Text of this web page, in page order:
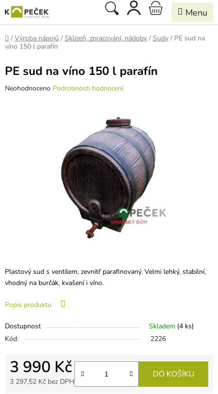
na
obsah
Hledat
NÁKUPNÍ
KOŠÍK
Domů
/ Výroba nápojů / Sklizeň, zpracování, nádoby / Sudy / PE sud na
víno 150 l parafín
Plastový sud s ventilem, zevnitř parafinovaný. Velmi lehký, stabilní,
vhodný na burčák, kvašení i víno.
Popis produktu
Dostupnost Skladem (4 ks)
Kód:
2226
3 990 Kč
3 297,52 Kč bez DPH
DO KOŠÍKU
PE sud na víno 150 l parafín
Průměrné
Neohodnoceno Podrobnosti hodnocení